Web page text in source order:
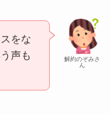
解約のぞみさ
ん
をな
声も